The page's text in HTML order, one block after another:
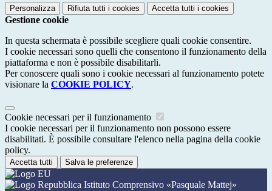
Personalizza Rifiuta tutti i cookies Accetta tutti i cookies
Gestione cookie
In questa schermata è possibile scegliere quali cookie consentire.
I cookie necessari sono quelli che consentono il funzionamento della
piattaforma e non è possibile disabilitarli.
Per conoscere quali sono i cookie necessari al funzionamento potete
visionare la COOKIE POLICY.
Cookie necessari per il funzionamento
I cookie necessari per il funzionamento non possono essere
disabilitati. È possibile consultare l'elenco nella pagina della cookie
policy.
Accetta tutti Salva le preferenze
Istituto Comprensivo «Pasquale Mattej»